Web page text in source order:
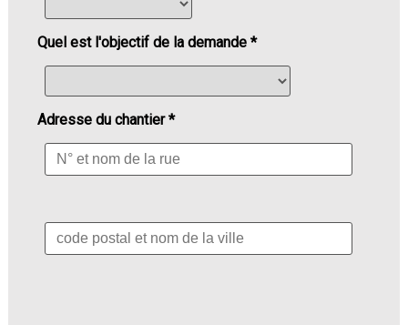
Quel est l'objectif de la demande *
Adresse du chantier *